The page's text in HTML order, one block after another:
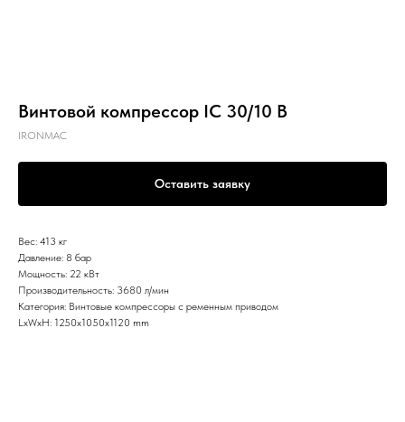
Винтовой компрессор IC 30/10 B
IRONMAC
Оставить заявку
Вес: 413 кг
Давление: 8 бар
Мощность: 22 кВт
Производительность: 3680 л/мин
Категория: Винтовые компрессоры с ременным приводом
LxWxH: 1250x1050x1120 mm